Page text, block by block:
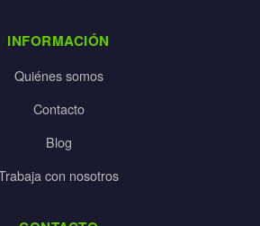
INFORMACIÓN
Quiénes somos
Contacto
Blog
con nosotros